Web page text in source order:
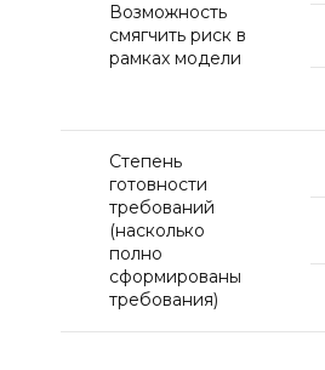
Возможность
смягчить риск в
рамках модели
Степень
готовности
требований
(насколько
полно
сформированы
требования)